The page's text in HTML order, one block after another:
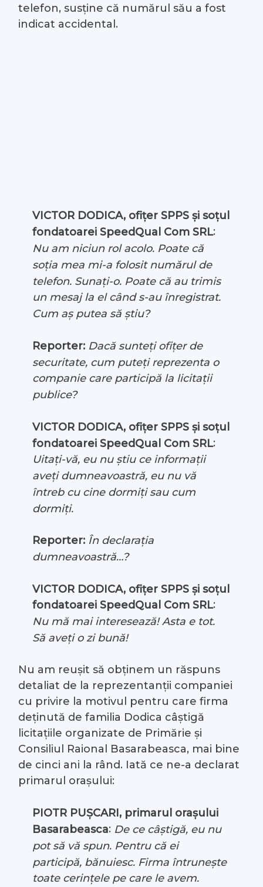
telefon, susține că numărul său a fost
indicat accidental.
VICTOR DODICA, ofițer SPPS și soțul
fondatoarei SpeedQual Com SRL:
Nu am niciun rol acolo. Poate că
soția mea mi-a folosit numărul de
telefon. Sunați-o. Poate că au trimis
un mesaj la el când s-au înregistrat.
Cum aș putea să știu?
Reporter: Dacă sunteți ofițer de
securitate, cum puteți reprezenta o
companie care participă la licitații
publice?
VICTOR DODICA, ofițer SPPS și soțul
fondatoarei SpeedQual Com SRL:
Uitați-vă, eu nu știu ce informații
aveți dumneavoastră, eu nu vă
întreb cu cine dormiți sau cum
dormiți.
Reporter: În declarația
dumneavoastră…?
VICTOR DODICA, ofițer SPPS și soțul
fondatoarei SpeedQual Com SRL:
Nu mă mai interesează! Asta e tot.
Să aveți o zi bună!
Nu am reușit să obținem un răspuns
detaliat de la reprezentanții companiei
cu privire la motivul pentru care firma
deținută de familia Dodica câștigă
licitațiile organizate de Primărie și
Consiliul Raional Basarabeasca, mai bine
de cinci ani la rând. Iată ce ne-a declarat
primarul orașului:
PIOTR PUȘCARI, primarul orașului
Basarabeasca: De ce câștigă, eu nu
pot să vă spun. Pentru că ei
participă, bănuiesc. Firma întrunește
toate cerințele pe care le avem.